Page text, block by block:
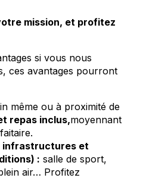
mission, et profitez
si vous nous
ces avantages pourront
même ou à proximité de
repas inclus,moyennant
infrastructures et
: salle de sport,
air… Profitez